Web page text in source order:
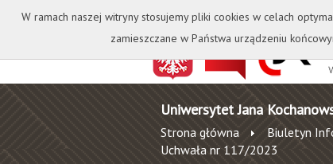
Kontakt
Uniwersytet Jana
Strona główna Biuletyn
Uchwała nr 117/2023
W ramach naszej witryny stosujemy pliki cookies w celach
zamieszczane w Państwa urządzeniu